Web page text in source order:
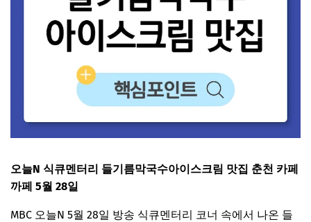
오늘N 식큐멘터리 들기름막국수아이스크림 맛집 춘천 카페
까페 5월 28일
MBC 오늘N 5월 28일 방송 식큐멘터리 코너 속에서 나온 들